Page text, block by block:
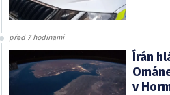
před 7 hodinami
Írán
v